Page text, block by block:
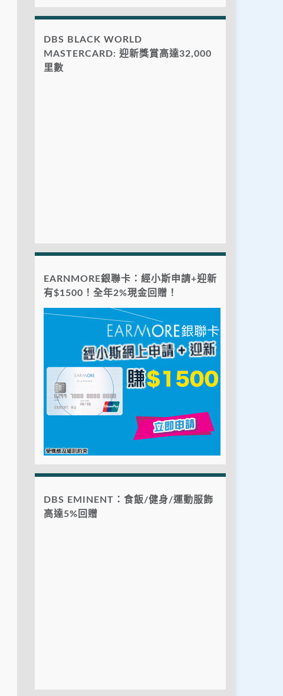
DBS BLACK WORLD
MASTERCARD: 迎新獎賞高達32,000
里數
EARNMORE銀聯卡：經小斯申請+迎新
有$1500！全年2%現金回贈！
DBS EMINENT：食飯/健身/運動服飾
高達5%回贈